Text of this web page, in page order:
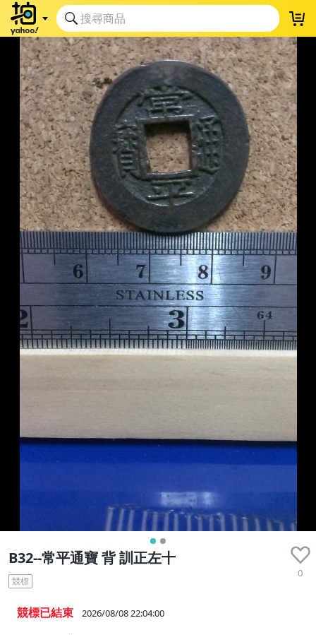
B32--常平通寶 背 訓正左十
0
競標
競標已結束 2026/08/08 22:04:00